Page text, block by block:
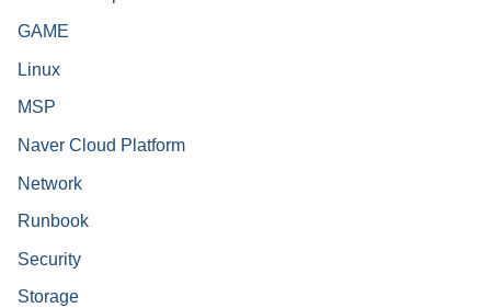
GAME
Linux
MSP
Naver Cloud Platform
Network
Runbook
Security
Storage